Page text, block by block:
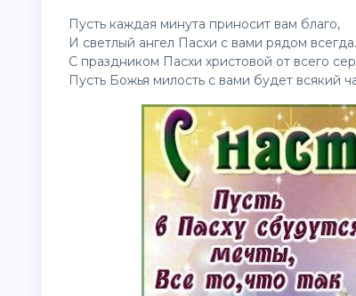
Пусть каждая минута приносит вам благо,
И светлый ангел Пасхи с вами рядом всегда.
С праздником Пасхи христовой от всего
Пусть Божья милость с вами будет всякий